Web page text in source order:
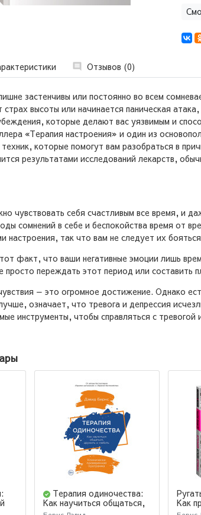
Отзывов (0)
застенчивы или постоянно во всем
высоты или начинается паническая
которые делают вас уязвимым и
«Терапия настроения» и один из
которые помогут вам разобраться в
результатами исследований лекарств,
чувствовать себя счастливым все время, и
сомнений в себе и беспокойства время от
настроения, так что вам не следует их
факт, что ваши негативные эмоции лишь
переждать этот период или составить
— это огромное достижение. Однако
означает, что тревога и депрессия
инструменты, чтобы справляться с
Терапия одиночества:
Как научиться общаться,
дружить и любить
Как